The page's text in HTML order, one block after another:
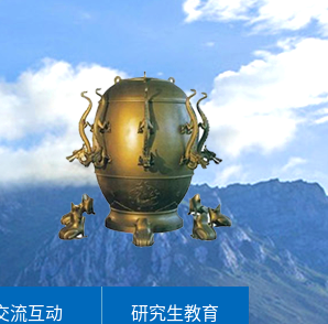
流互动 研究生教育